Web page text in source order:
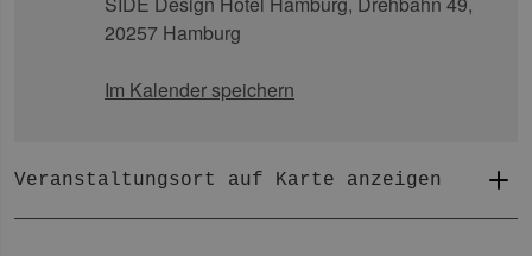
20257 Hamburg
Im Kalender speichern
Veranstaltungsort auf Karte anzeigen